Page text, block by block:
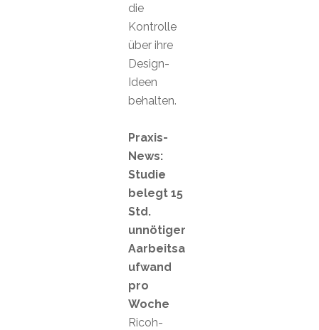
die
Kontrolle
über ihre
Design-
Ideen
behalten.
Praxis-
News:
Studie
belegt 15
Std.
unnötiger
Aarbeitsa
ufwand
pro
Woche
Ricoh-